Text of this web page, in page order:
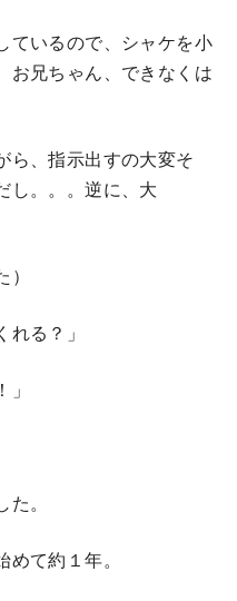
ているので、シャケを小
お兄ちゃん、できなくは
ら、指示出すの大変そ
し。。。逆に、大
れる？」
。
て約１年。